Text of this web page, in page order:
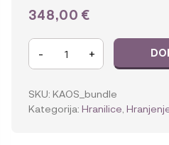
348,00 €
KAOS
Klapp
dječja
stolica
- +
SKU: KAOS_bundle
Kategorija: Hranilice